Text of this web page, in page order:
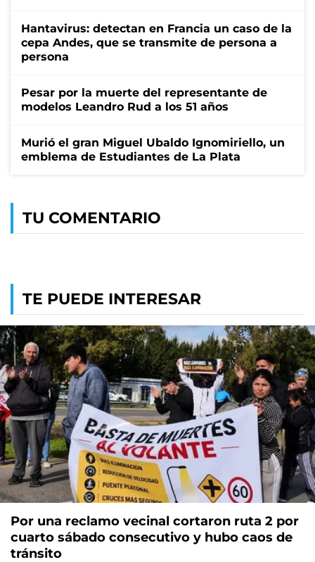
Hantavirus: detectan en Francia un caso de la
cepa Andes, que se transmite de persona a
persona
Pesar por la muerte del representante de
modelos Leandro Rud a los 51 años
Murió el gran Miguel Ubaldo Ignomiriello, un
emblema de Estudiantes de La Plata
TU COMENTARIO
TE PUEDE INTERESAR
Por una reclamo vecinal cortaron ruta 2 por
cuarto sábado consecutivo y hubo caos de
tránsito